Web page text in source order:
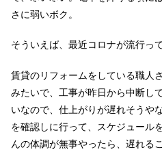
さに弱いボク。
そういえば、最近コロナが流行っ
賃貸のリフォームをしている職人
みたいで、工事が昨日から中断し
いなので、仕上がりが遅れそうや
を確認しに行って、スケジュール
んの体調が無事やったら、遅れる